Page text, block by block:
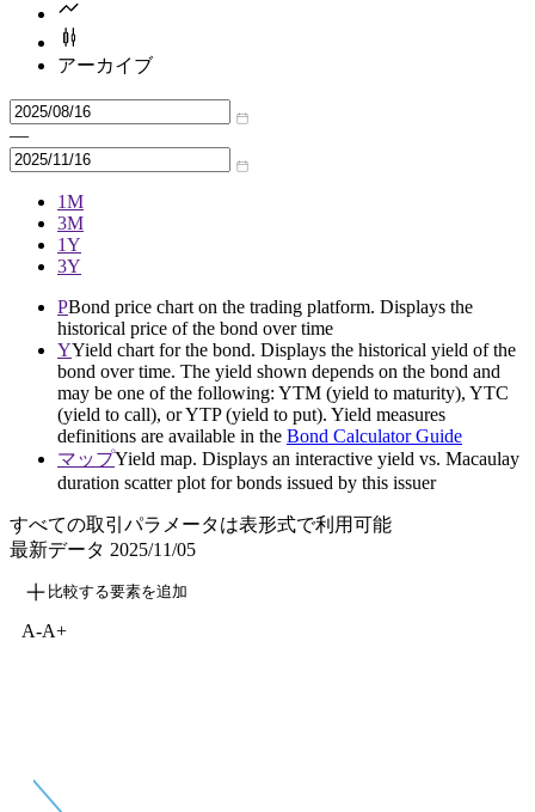
アーカイブ
—
1M
3M
1Y
3Y
PBond price chart on the trading platform. Displays the
historical price of the bond over time
YYield chart for the bond. Displays the historical yield of the
bond over time. The yield shown depends on the bond and
may be one of the following: YTM (yield to maturity), YTC
(yield to call), or YTP (yield to put). Yield measures
definitions are available in the Bond Calculator Guide
マップYield map. Displays an interactive yield vs. Macaulay
duration scatter plot for bonds issued by this issuer
すべての取引パラメータは表形式で利用可能
最新データ 2025/11/05
比較する要素を追加